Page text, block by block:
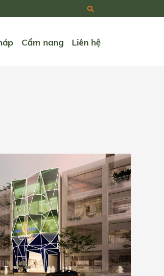
Cẩm nang Liên hệ